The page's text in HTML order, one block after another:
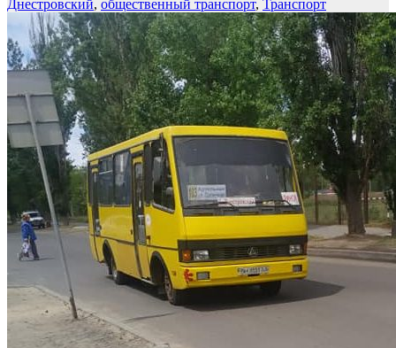
Днестровский, общественный транспорт, Транспорт